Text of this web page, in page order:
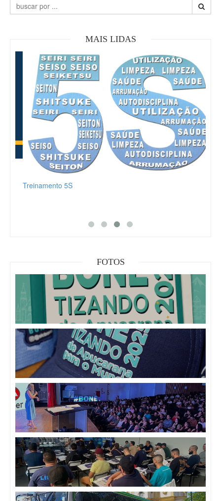
MAIS LIDAS
Treinamento 5S
FOTOS